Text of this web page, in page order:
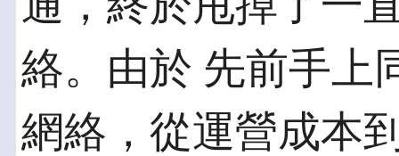
絡。由於 先前手上
網絡，從運營成本